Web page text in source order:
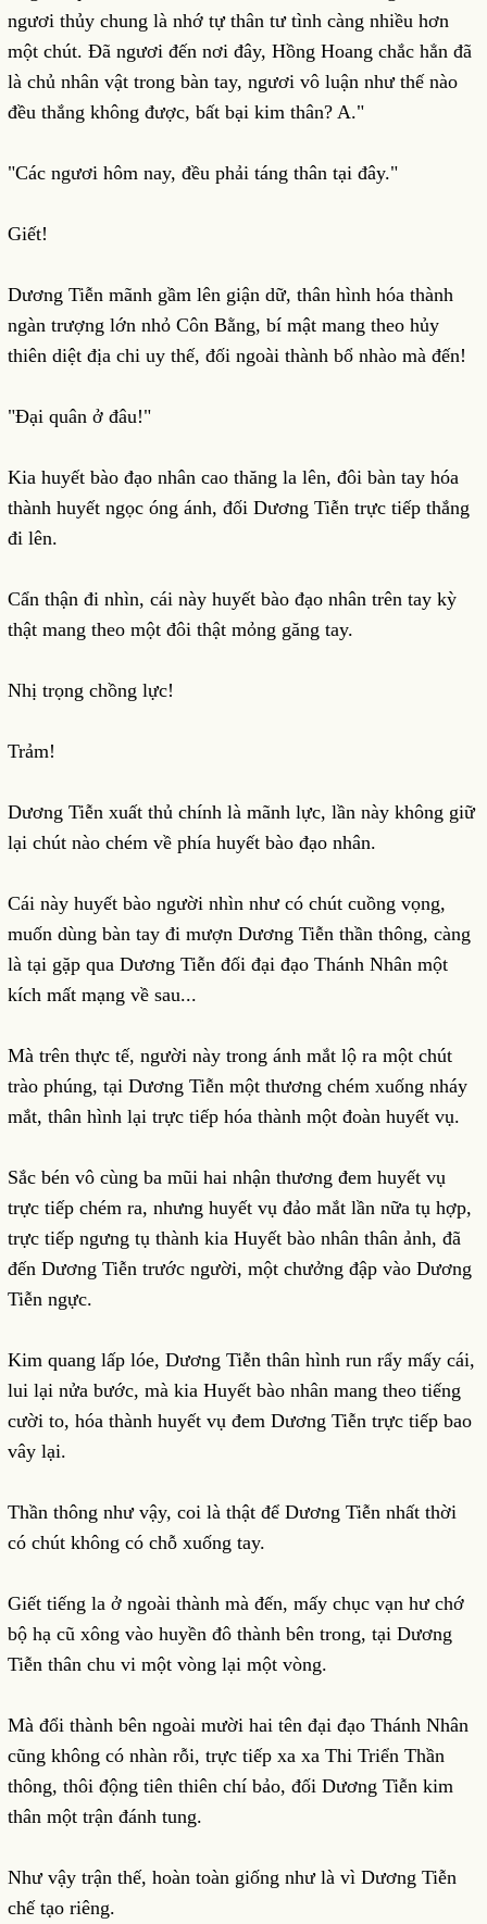
ngươi thủy chung là nhớ tự thân tư tình càng nhiều hơn
một chút. Đã ngươi đến nơi đây, Hồng Hoang chắc hẳn đã
là chủ nhân vật trong bàn tay, ngươi vô luận như thế nào
đều thắng không được, bất bại kim thân? A."
"Các ngươi hôm nay, đều phải táng thân tại đây."
Giết!
Dương Tiễn mãnh gầm lên giận dữ, thân hình hóa thành
ngàn trượng lớn nhỏ Côn Bằng, bí mật mang theo hủy
thiên diệt địa chi uy thế, đối ngoài thành bổ nhào mà đến!
"Đại quân ở đâu!"
Kia huyết bào đạo nhân cao thăng la lên, đôi bàn tay hóa
thành huyết ngọc óng ánh, đối Dương Tiễn trực tiếp thắng
đi lên.
Cẩn thận đi nhìn, cái này huyết bào đạo nhân trên tay kỳ
thật mang theo một đôi thật mỏng găng tay.
Nhị trọng chồng lực!
Trảm!
Dương Tiễn xuất thủ chính là mãnh lực, lần này không giữ
lại chút nào chém về phía huyết bào đạo nhân.
Cái này huyết bào người nhìn như có chút cuồng vọng,
muốn dùng bàn tay đi mượn Dương Tiễn thần thông, càng
là tại gặp qua Dương Tiễn đối đại đạo Thánh Nhân một
kích mất mạng về sau...
Mà trên thực tế, người này trong ánh mắt lộ ra một chút
trào phúng, tại Dương Tiễn một thương chém xuống nháy
mắt, thân hình lại trực tiếp hóa thành một đoàn huyết vụ.
Sắc bén vô cùng ba mũi hai nhận thương đem huyết vụ
trực tiếp chém ra, nhưng huyết vụ đảo mắt lần nữa tụ hợp,
trực tiếp ngưng tụ thành kia Huyết bào nhân thân ảnh, đã
đến Dương Tiễn trước người, một chưởng đập vào Dương
Tiễn ngực.
Kim quang lấp lóe, Dương Tiễn thân hình run rẩy mấy cái,
lui lại nửa bước, mà kia Huyết bào nhân mang theo tiếng
cười to, hóa thành huyết vụ đem Dương Tiễn trực tiếp bao
vây lại.
Thần thông như vậy, coi là thật để Dương Tiễn nhất thời
có chút không có chỗ xuống tay.
Giết tiếng la ở ngoài thành mà đến, mấy chục vạn hư chớ
bộ hạ cũ xông vào huyền đô thành bên trong, tại Dương
Tiễn thân chu vi một vòng lại một vòng.
Mà đổi thành bên ngoài mười hai tên đại đạo Thánh Nhân
cũng không có nhàn rỗi, trực tiếp xa xa Thi Triển Thần
thông, thôi động tiên thiên chí bảo, đối Dương Tiễn kim
thân một trận đánh tung.
Như vậy trận thế, hoàn toàn giống như là vì Dương Tiễn
chế tạo riêng.